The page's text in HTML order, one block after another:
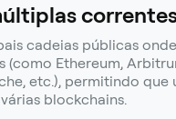
cadeias públicas
(como Ethereum,
etc.), permitindo que
blockchains.